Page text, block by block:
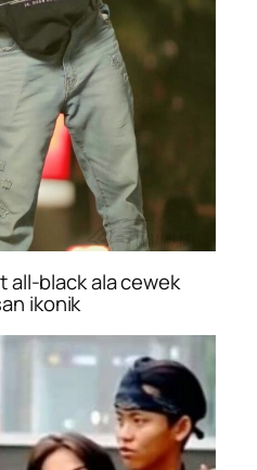
all-black ala cewek
ikonik